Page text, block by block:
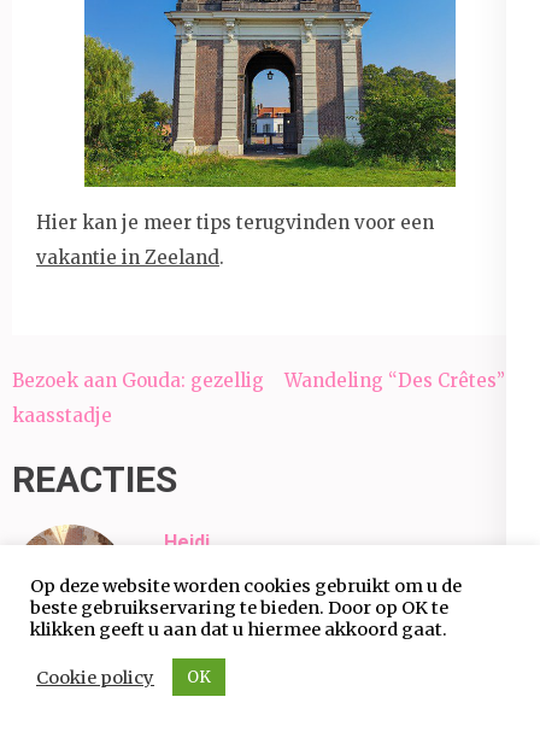
Hier kan je meer tips terugvinden voor een
vakantie in Zeeland.
Bericht
navigatie
Bezoek aan Gouda: gezellig
kaasstadje
Wandeling “Des Crêtes” in
REACTIES
Heidi
Wat ziet er super mooi uit.
Op deze website worden cookies gebruikt om u de
beste gebruikservaring te bieden. Door op OK te
klikken geeft u aan dat u hiermee akkoord gaat.
Cookie policy OK